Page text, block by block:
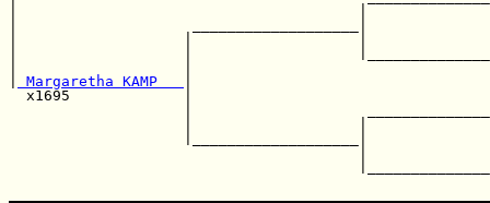
|
|                   |                   |
|
Margaretha KAMP
x1695             |
|
|